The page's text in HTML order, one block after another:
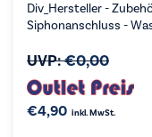
Div_Hersteller -
Siphonanschluss -
UVP:€0,00
€4,90 inkl. MwSt.